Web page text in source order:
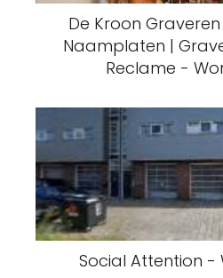
De Kroon
Naamplaten |
Reclame -
Social Attention -